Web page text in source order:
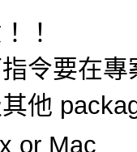
！
令要在
他
or Mac